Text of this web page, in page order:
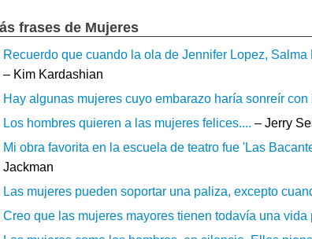
frases de Mujeres
Recuerdo que cuando la ola de Jennifer Lopez,
– Kim Kardashian
Hay algunas mujeres cuyo embarazo haría sonreír con
Los hombres quieren a las mujeres felices.... – Jerry
Mi obra favorita en la escuela de teatro fue 'Las
Jackman
Las mujeres pueden soportar una paliza, excepto
Creo que las mujeres mayores tienen todavía una vida